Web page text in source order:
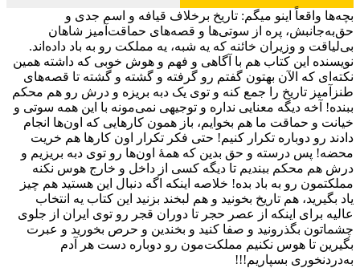
بچه‌‌ها واقعاً اینو میگم: تاریخ برخلاف قیافه و اسم جدی و
حق‌به‌جانبش، پره از سوتی‌ها و قصه‌های حماقت‌‌آمیز شاهان
بی‌لیاقت و وزیران خائنه که یه ‌شبه، یه مملکت رو به باد داده‌اند.
نویسنده این کتاب هم با آگاهی و فهم و هوش خوبی که داشته همین
نکته‌‌ای که الآن بهتون گفتم رو گرفته و گشته و گشته تا قصه‌های
طنزآمیز تاریخ را جمع کنه و توی یک دبه بریزه و درش رو هم محکم
ببنده! آخه دیگه معنایی نداره و توجیهی نمی‌‌مونه با این همه سوتی و
خیانت و حماقت ما هم بخوایم، باز همون کارهایی که اون‌‌ها انجام
دادند رو دوباره تکرار کنیم! حتی فکر تکرار اون کارها هم خریت
محضه! پس درسته و حق بدین که همۀ اون‌‌ها رو توی دبه بریزیم و
درش هم محکم ببندیم تا دیگه کسی از داخل و خارج هوس نکنه
مملکتمون رو به باد بده! خلاصه اینکه اگه دنبال این هستید هم چیز
یاد بگیرید، هم تاریخ بخونید و هم لبخند بزنید این کتاب یه انتخاب
عالیه برای اینکه از عصر حجر تا دوران قجر رو توی ایران از جلوی
چشماتون بگذرونید و صفا کنید و بخندین و حرص بخورید و عبرت
بگیرین تا هوس نکنیم مملکت‌‌مون رو دوباره دست هر آدم
به‌‌دردنخوری بسپاریم!!!